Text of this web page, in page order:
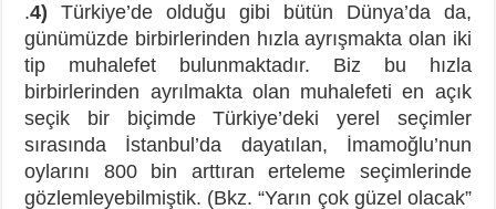
.4) Türkiye’de olduğu gibi bütün Dünya’da da,
günümüzde birbirlerinden hızla ayrışmakta olan iki
tip muhalefet bulunmaktadır. Biz bu hızla
birbirlerinden ayrılmakta olan muhalefeti en açık
seçik bir biçimde Türkiye’deki yerel seçimler
sırasında İstanbul’da dayatılan, İmamoğlu’nun
oylarını 800 bin arttıran erteleme seçimlerinde
gözlemleyebilmiştik. (Bkz. “Yarın çok güzel olacak”